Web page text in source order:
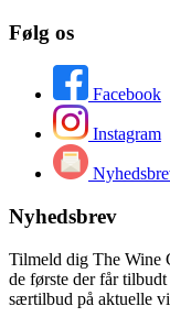
Følg os
Facebook
Instagram
Nyhedsbrev
Tilmeld dig The Wine
de første der får
særtilbud på aktuelle